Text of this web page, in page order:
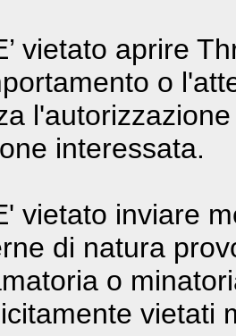
vietato aprire
o
interessata.
vietato inviare
di natura
o
vietati